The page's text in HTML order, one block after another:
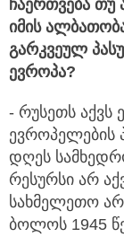
ჩაერთვება
იმის
გარკვეულ
ევროპა?
- რუსეთს
ევროპელების
დღეს
რესურსი არ
სახმელეთო
ბოლოს 1945